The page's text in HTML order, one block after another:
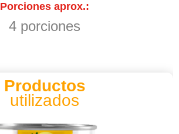
Porciones aprox.:
4 porciones
Productos
utilizados